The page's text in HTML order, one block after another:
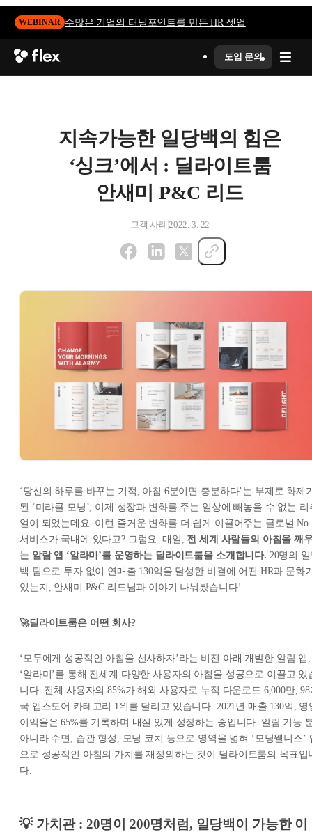
WEBINAR 수많은 기업의 터닝포인트를 만든 HR 셋업
도입 문의
지속가능한 일당백의 힘은
‘싱크’에서 : 딜라이트룸
안새미 P&C 리드
고객 사례 2022. 3. 22
‘당신의 하루를 바꾸는 기적, 아침 6분이면 충분하다’는 부제로 화제
된 ‘미라클 모닝’, 이제 성장과 변화를 주는 일상에 빼놓을 수 없는 리
얼이 되었는데요. 이런 즐거운 변화를 더 쉽게 이끌어주는 글로벌
서비스가 국내에 있다고? 그럼요. 매일, 전 세계 사람들의 아침을 깨
는 알람 앱 ‘알라미’를 운영하는 딜라이트룸을 소개합니다. 20명의
백 팀으로 투자 없이 연매출 130억을 달성한 비결에 어떤 HR과 문화
있는지, 안새미 P&C 리드님과 이야기 나눠봤습니다!
🚀딜라이트룸은 어떤 회사?
‘모두에게 성공적인 아침을 선사하자’라는 비전 아래 개발한 알람 앱,
‘알라미’를 통해 전세계 다양한 사용자의 아침을 성공으로 이끌고 있
니다. 전체 사용자의 85%가 해외 사용자로 누적 다운로드 6,000만, 98
국 앱스토어 카테고리 1위를 달리고 있습니다. 2021년 매출 130억, 영
이익율은 65%를 기록하며 내실 있게 성장하는 중입니다. 알람 기능
아니라 수면, 습관 형성, 모닝 코치 등으로 영역을 넓혀 ‘모닝웰니스’
으로 성공적인 아침의 가치를 재정의하는 것이 딜라이트룸의 목표입
다.
💡 가치관 : 20명이 200명처럼, 일당백이 가능한 이